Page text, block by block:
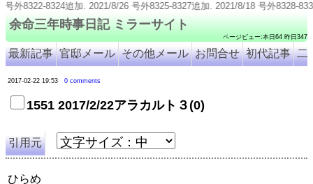
余命三年時事日記 ミラーサイト
ページビュー:本日64 昨日347
最新記事 官邸メール その他メール お問合せ 初代記事 二
2017-02-22 19:53 0 comments
1551 2017/2/22アラカルト３(0)
引用元
ひらめ
追加. 2021/8/26 号外8325-8327追加. 2021/8/18 号外8328-8331追